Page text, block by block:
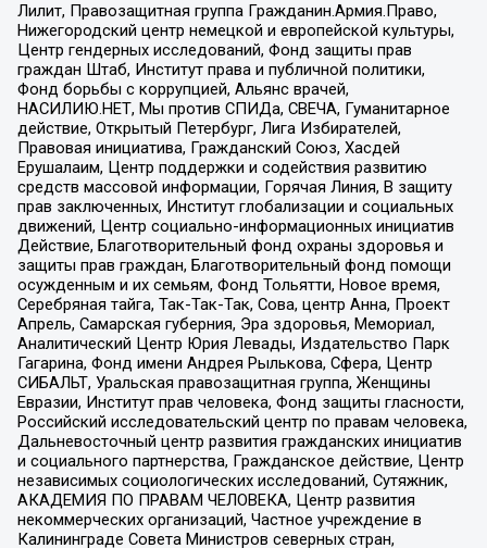
Лилит, Правозащитная группа Гражданин.Армия.Право,
Нижегородский центр немецкой и европейской культуры,
Центр гендерных исследований, Фонд защиты прав
граждан Штаб, Институт права и публичной политики,
Фонд борьбы с коррупцией, Альянс врачей,
НАСИЛИЮ.НЕТ, Мы против СПИДа, СВЕЧА, Гуманитарное
действие, Открытый Петербург, Лига Избирателей,
Правовая инициатива, Гражданский Союз, Хасдей
Ерушалаим, Центр поддержки и содействия развитию
средств массовой информации, Горячая Линия, В защиту
прав заключенных, Институт глобализации и социальных
движений, Центр социально-информационных инициатив
Действие, Благотворительный фонд охраны здоровья и
защиты прав граждан, Благотворительный фонд помощи
осужденным и их семьям, Фонд Тольятти, Новое время,
Серебряная тайга, Так-Так-Так, Сова, центр Анна, Проект
Апрель, Самарская губерния, Эра здоровья, Мемориал,
Аналитический Центр Юрия Левады, Издательство Парк
Гагарина, Фонд имени Андрея Рылькова, Сфера, Центр
СИБАЛЬТ, Уральская правозащитная группа, Женщины
Евразии, Институт прав человека, Фонд защиты гласности,
Российский исследовательский центр по правам человека,
Дальневосточный центр развития гражданских инициатив
и социального партнерства, Гражданское действие, Центр
независимых социологических исследований, Сутяжник,
АКАДЕМИЯ ПО ПРАВАМ ЧЕЛОВЕКА, Центр развития
некоммерческих организаций, Частное учреждение в
Калининграде Совета Министров северных стран,